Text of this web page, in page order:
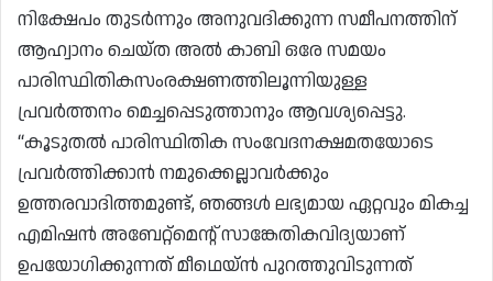
നിക്ഷേപം തുടർന്നും അനുവദിക്കുന്ന സമീപനത്തിന്
ആഹ്വാനം ചെയ്ത അൽ കാബി ഒരേ സമയം
പാരിസ്ഥിതികസംരക്ഷണത്തിലൂന്നിയുള്ള
പ്രവർത്തനം മെച്ചപ്പെടുത്താനും ആവശ്യപ്പെട്ടു.
“കൂടുതൽ പാരിസ്ഥിതിക സംവേദനക്ഷമതയോടെ
പ്രവർത്തിക്കാൻ നമുക്കെല്ലാവർക്കും
ഉത്തരവാദിത്തമുണ്ട്, ഞങ്ങൾ ലഭ്യമായ ഏറ്റവും മികച്ച
എമിഷൻ അബേറ്റ്മെന്റ് സാങ്കേതികവിദ്യയാണ്
ഉപയോഗിക്കുന്നത് മീഥെയ്ൻ പുറത്തുവിടുന്നത്